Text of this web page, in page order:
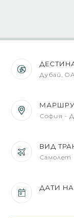
Дубай,
София -
ВИД
Самолет
ДАТИ